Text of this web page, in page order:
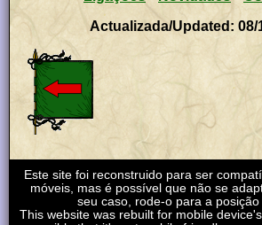
Actualizada/Updated: 08/
Este site foi reconstruido para ser
móveis, mas é possível que não se
seu caso, rode-o para a posição
This website was rebuilt for mobile